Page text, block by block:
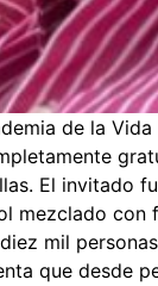
de la
El invitado
mil
que desde